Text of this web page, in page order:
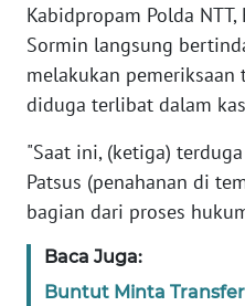
Kabidpropam Polda
Sormin langsung
melakukan pemeriksaan
diduga terlibat dalam
"Saat ini, (ketiga)
Patsus (penahanan di
bagian dari proses
Baca Juga:
Buntut Minta
DISCLAIMER
News
WN
SUMUT
JAKARTA